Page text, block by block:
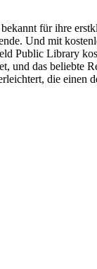
für ihre
Und mit
Public Library
das beliebte
die einen